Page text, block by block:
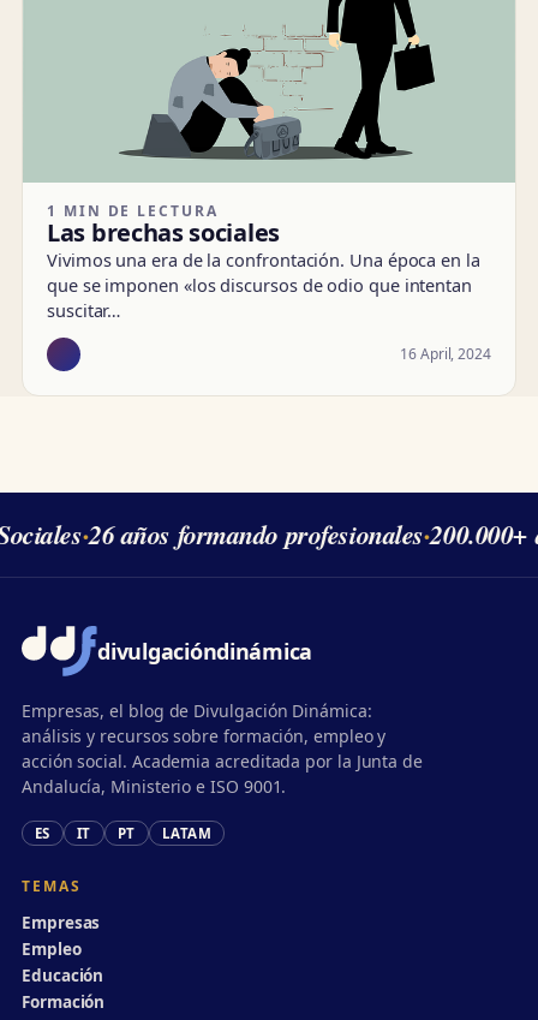
1 MIN DE LECTURA
Las brechas sociales
Vivimos una era de la confrontación. Una época en la
que se imponen «los discursos de odio que intentan
suscitar…
16 April, 2024
·26 años formando profesionales·200.000+
divulgacióndinámica
Empresas, el blog de Divulgación Dinámica:
análisis y recursos sobre formación, empleo y
acción social. Academia acreditada por la Junta de
Andalucía, Ministerio e ISO 9001.
ES IT PT LATAM
TEMAS
Empresas
Empleo
Educación
Formación